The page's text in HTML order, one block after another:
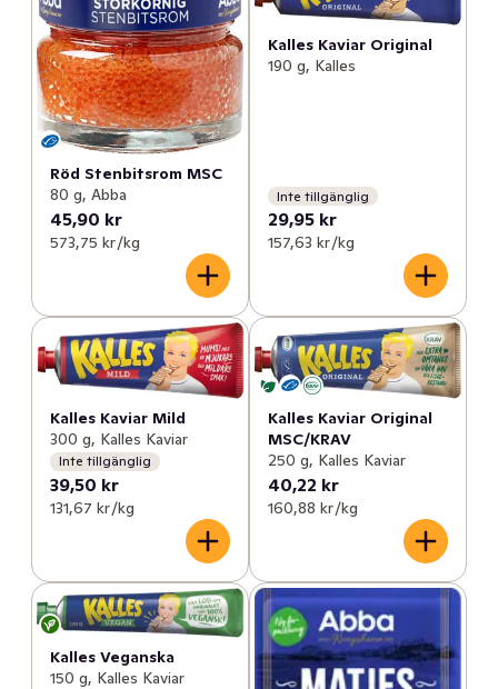
Röd Stenbitsrom MSC
80 g, Abba
45,90 kr
573,75 kr /kg
Kalles Kaviar Original
190 g, Kalles
Inte tillgänglig
29,95 kr
157,63 kr /kg
Kalles Kaviar Mild
300 g, Kalles Kaviar
Inte tillgänglig
39,50 kr
131,67 kr /kg
Kalles Kaviar Original
MSC/KRAV
250 g, Kalles Kaviar
40,22 kr
160,88 kr /kg
Kalles Veganska
150 g, Kalles Kaviar